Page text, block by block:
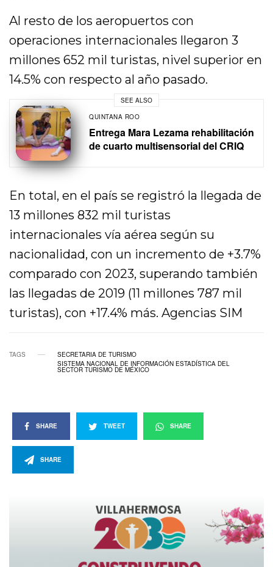
Al resto de los aeropuertos con
operaciones internacionales llegaron 3
millones 652 mil turistas, nivel superior en
14.5% con respecto al año pasado.
SEE ALSO
QUINTANA ROO
Entrega Mara Lezama rehabilitación
de cuarto multisensorial del CRIQ
En total, en el país se registró la llegada de
13 millones 832 mil turistas
internacionales vía aérea según su
nacionalidad, con un incremento de +3.7%
comparado con 2023, superando también
las llegadas de 2019 (11 millones 787 mil
turistas), con +17.4% más. Agencias SIM
TAGS
SECRETARIA DE TURISMO
SISTEMA NACIONAL DE INFORMACIÓN ESTADÍSTICA DEL
SECTOR TURISMO DE MÉXICO
SHARE TWEET SHARE
SHARE